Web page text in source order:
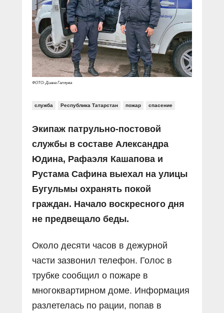
Социальные ролики
Документальные фильмы
Прямой разговор
В знании сила
Специальный репортаж
КиберПОСТОВОЙ
Газета «Щит и меч»
Журнал «Полиция России»
О ПОРТАЛЕ
Контакты
Вакансии
ФОТО: Диана Галяува
служба Республика Татарстан пожар спасение
Экипаж патрульно-постовой
службы в составе Александра
Юдина, Рафаэля Кашапова и
Рустама Сафина выехал на улицы
Бугульмы охранять покой
граждан. Начало воскресного дня
не предвещало беды.
Около десяти часов в дежурной
части зазвонил телефон. Голос в
трубке сообщил о пожаре в
многоквартирном доме. Информация
разлетелась по рации, попав в